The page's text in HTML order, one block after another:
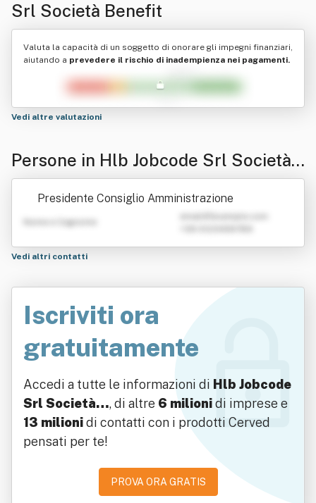
Srl Società Benefit
Valuta la capacità di un soggetto di onorare gli impegni finanziari,
aiutando a prevedere il rischio di inadempienza nei pagamenti.
Vedi altre valutazioni
Persone in Hlb Jobcode Srl Società
Benefit
Presidente Consiglio Amministrazione
Nome e Cognome
Vedi altri contatti
Iscriviti ora
gratuitamente
Accedi a tutte le informazioni di Hlb Jobcode
Srl Società…, di altre 6 milionidi imprese e
13 milionidi contatti con i prodotti Cerved
pensati per te!
PROVA ORA GRATIS